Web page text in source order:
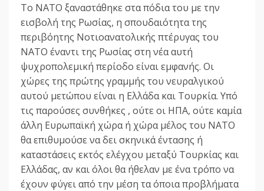
Το ΝΑΤΟ ξαναστάθηκε στα πόδια του με την
εισβολή της Ρωσίας, η σπουδαιότητα της
περιβόητης Νοτιοανατολικής πτέρυγας του
ΝΑΤΟ έναντι της Ρωσίας στη νέα αυτή
ψυχροπολεμική περίοδο είναι εμφανής. Οι
χώρες της πρώτης γραμμής του νευραλγικού
αυτού μετώπου είναι η Ελλάδα και Τουρκία. Υπό
τις παρούσες συνθήκες , ούτε οι ΗΠΑ, ούτε καμία
άλλη Ευρωπαϊκή χώρα ή χώρα μέλος του ΝΑΤΟ
θα επιθυμούσε να δει σκηνικά έντασης ή
καταστάσεις εκτός ελέγχου μεταξύ Τουρκίας και
Ελλάδας, αν και όλοι θα ήθελαν με ένα τρόπο να
έχουν φύγει από την μέση τα όποια προβλήματα